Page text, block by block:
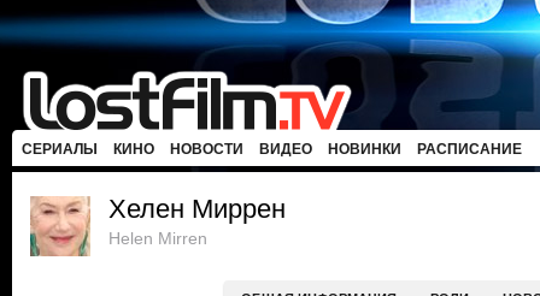
СЕРИАЛЫ КИНО НОВОСТИ ВИДЕО НОВИНКИ РАСПИСАНИЕ
Хелен Миррен
Helen Mirren